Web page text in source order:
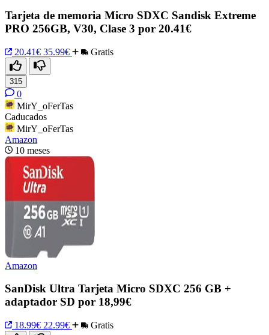
Tarjeta de memoria Micro SDXC Sandisk Extreme
PRO 256GB, V30, Clase 3 por 20.41€
20.41€ 35.99€ Gratis
315
0
MirY_oFerTas
Caducados
MirY_oFerTas
Amazon
10 meses
Amazon
SanDisk Ultra Tarjeta Micro SDXC 256 GB +
adaptador SD por 18,99€
18.99€ 22.99€ Gratis